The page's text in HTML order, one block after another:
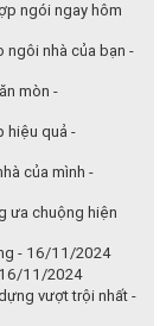
ngói ngay hôm
ngôi nhà của bạn -
mòn -
hiệu quả -
của mình -
ưa chuộng hiện
- 16/11/2024
16/11/2024
vượt trội nhất -